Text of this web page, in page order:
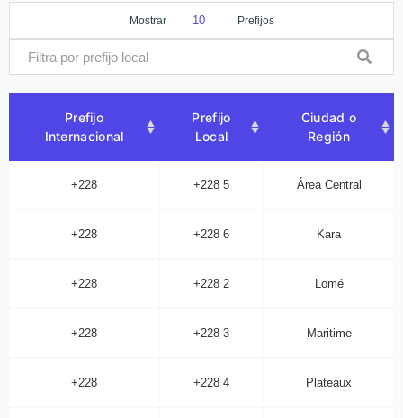
Mostrar Prefijos
Prefijo
Internacional
Prefijo
Local
Ciudad o
Región
+228 +228 5 Área Central
+228 +228 6 Kara
+228 +228 2 Lomé
+228 +228 3 Maritime
+228 +228 4 Plateaux